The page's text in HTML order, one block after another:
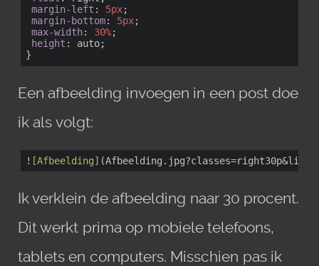
margin-left : 5px;
margin-bottom: 5px;
max-width: 30%;
height : auto;
}
Een afbeelding invoegen in een post doe
ik als volgt:
! [Afbeelding]
Ik verklein de afbeelding naar 30 procent.
Dit werkt prima op mobiele telefoons,
tablets en computers. Misschien pas ik